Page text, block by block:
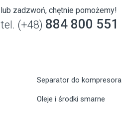
lub zadzwoń, chętnie pomożemy!
tel. (+48) 884 800 551
Separator do kompresora
Oleje i środki smarne